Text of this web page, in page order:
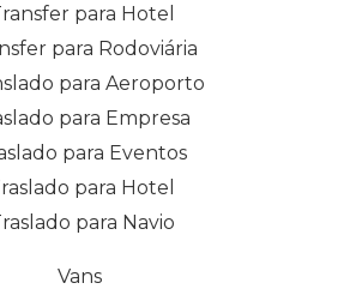
para Hotel
para Rodoviária
para Aeroporto
para Empresa
para Eventos
para Hotel
para Navio
Vans